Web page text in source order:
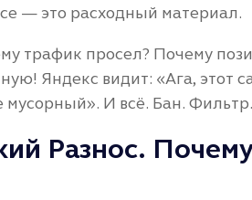
— это расходный материал.
трафик просел? Почему
Яндекс видит: «Ага, этот
мусорный». И всё. Бан.
Разнос.